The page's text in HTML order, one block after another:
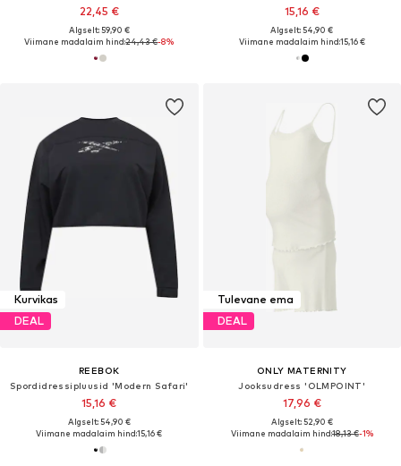
22,45 €
Algselt: 59,90 €
Viimane madalaim hind:24,43 €-8%
15,16 €
Algselt: 54,90 €
Viimane madalaim hind:15,16 €
Kurvikas
DEAL
REEBOK
Spordidressipluusid 'Modern Safari'
15,16 €
Algselt: 54,90 €
Viimane madalaim hind:15,16 €
Tulevane ema
DEAL
ONLY MATERNITY
Jooksudress 'OLMPOINT'
17,96 €
Algselt: 52,90 €
Viimane madalaim hind:18,13 €-1%